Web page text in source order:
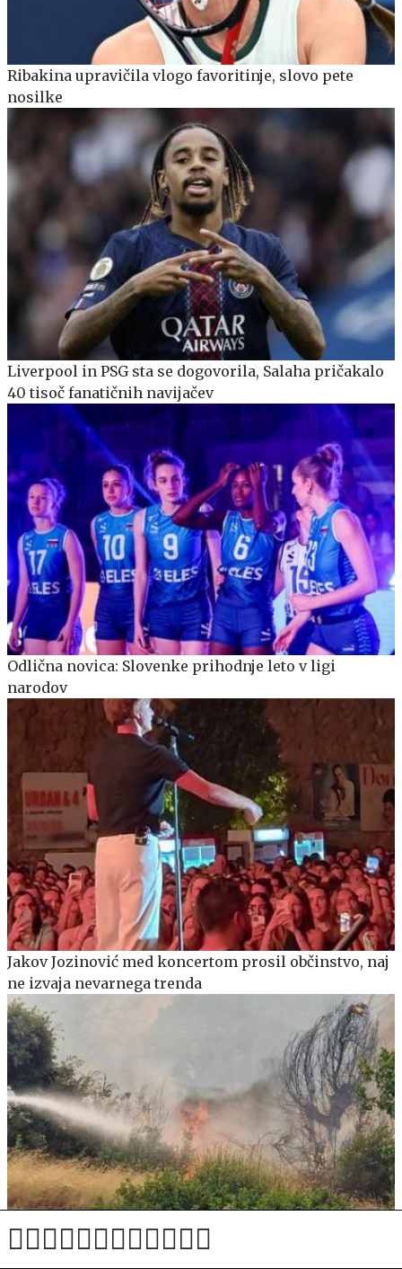
Ribakina upravičila vlogo favoritinje, slovo pete
nosilke
Liverpool in PSG sta se dogovorila, Salaha pričakalo
40 tisoč fanatičnih navijačev
Odlična novica: Slovenke prihodnje leto v ligi
narodov
Jakov Jozinović med koncertom prosil občinstvo, naj
ne izvaja nevarnega trenda